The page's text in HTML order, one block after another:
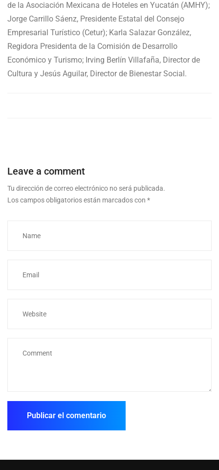
de la Asociación Mexicana de Hoteles en Yucatán (AMHY);
Jorge Carrillo Sáenz, Presidente Estatal del Consejo
Empresarial Turístico (Cetur); Karla Salazar González,
Regidora Presidenta de la Comisión de Desarrollo
Económico y Turismo; Irving Berlín Villafaña, Director de
Cultura y Jesús Aguilar, Director de Bienestar Social.
Leave a comment
Tu dirección de correo electrónico no será publicada.
Los campos obligatorios están marcados con *